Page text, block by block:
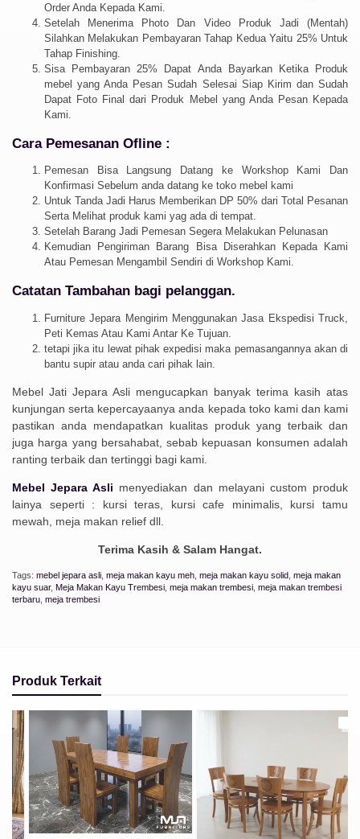
Order Anda Kepada Kami.
Setelah Menerima Photo Dan Video Produk Jadi (Mentah)
Silahkan Melakukan Pembayaran Tahap Kedua Yaitu 25% Untuk
Tahap Finishing.
Sisa Pembayaran 25% Dapat Anda Bayarkan Ketika Produk
mebel yang Anda Pesan Sudah Selesai Siap Kirim dan Sudah
Dapat Foto Final dari Produk Mebel yang Anda Pesan Kepada
Kami.
Cara Pemesanan Ofline :
Pemesan Bisa Langsung Datang ke Workshop Kami Dan
Konfirmasi Sebelum anda datang ke toko mebel kami
Untuk Tanda Jadi Harus Memberikan DP 50% dari Total Pesanan
Serta Melihat produk kami yag ada di tempat.
Setelah Barang Jadi Pemesan Segera Melakukan Pelunasan
Kemudian Pengiriman Barang Bisa Diserahkan Kepada Kami
Atau Pemesan Mengambil Sendiri di Workshop Kami.
Catatan Tambahan bagi pelanggan.
Furniture Jepara Mengirim Menggunakan Jasa Ekspedisi Truck,
Peti Kemas Atau Kami Antar Ke Tujuan.
tetapi jika itu lewat pihak expedisi maka pemasangannya akan di
bantu supir atau anda cari pihak lain.
Mebel Jati Jepara Asli mengucapkan banyak terima kasih atas
kunjungan serta kepercayaanya anda kepada toko kami dan kami
pastikan anda mendapatkan kualitas produk yang terbaik dan
juga harga yang bersahabat, sebab kepuasan konsumen adalah
ranting terbaik dan tertinggi bagi kami.
Mebel Jepara Asli menyediakan dan melayani custom produk
lainya seperti : kursi teras, kursi cafe minimalis, kursi tamu
mewah, meja makan relief dll.
Terima Kasih & Salam Hangat.
Tags: mebel jepara asli meja makan kayu meh meja makan kayu solid meja makan
kayu suar, Meja Makan Kayu Trembesi meja makan trembesi meja makan trembesi
terbaru meja trembesi
Produk Terkait